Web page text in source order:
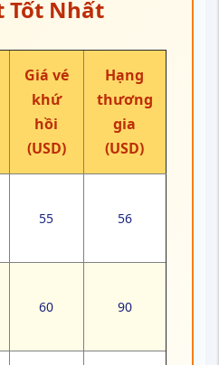
Tốt Nhất
Giá vé
khứ
hồi
(USD)
Hạng
thương
gia
(USD)
55 56
60 90